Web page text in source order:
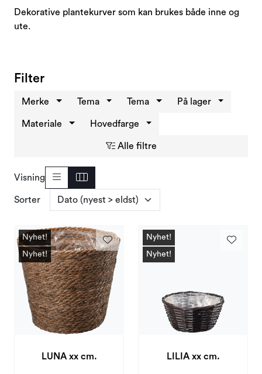
Dekorative plantekurver som kan brukes både inne og
ute.
Filter
Merke Tema Tema På lager
Materiale Hovedfarge
Alle filtre
Visning
Sorter
Nyhet!
Nyhet!
LUNA xx cm.
Nyhet!
Nyhet!
LILIA xx cm.
Kampanjer og Outlet